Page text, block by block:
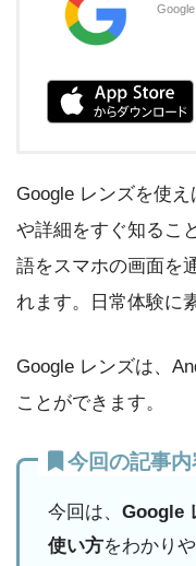
Google
Google レンズを使
や詳細をすぐ知るこ
語をスマホの画面を
れます。日常体験に
Google レンズは、
ことができます。
今回の記事内
今回は、 Google
使い方をわかり